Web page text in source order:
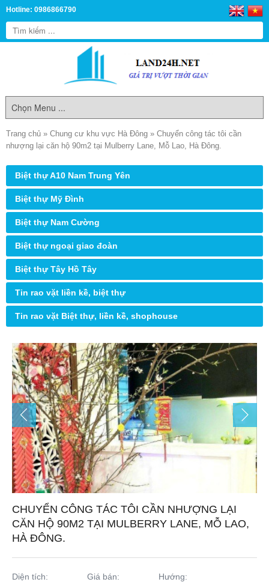
Hotline: 0986866790
Trang chủ » Chung cư khu vực Hà Đông » Chuyển công tác tôi cần
nhượng lại căn hộ 90m2 tại Mulberry Lane, Mỗ Lao, Hà Đông.
Biệt thự A10 Nam Trung Yên
Biệt thự Mỹ Đình
Biệt thự Nam Cường
Biệt thự ngoại giao đoàn
Biệt thự Tây Hồ Tây
Tin rao vặt liền kề, biệt thự
Tin rao vặt Biệt thự, liền kề, shophouse
CHUYỂN CÔNG TÁC TÔI CẦN NHƯỢNG LẠI
CĂN HỘ 90M2 TẠI MULBERRY LANE, MỖ LAO,
HÀ ĐÔNG.
Diện tích: Giá bán: Hướng: